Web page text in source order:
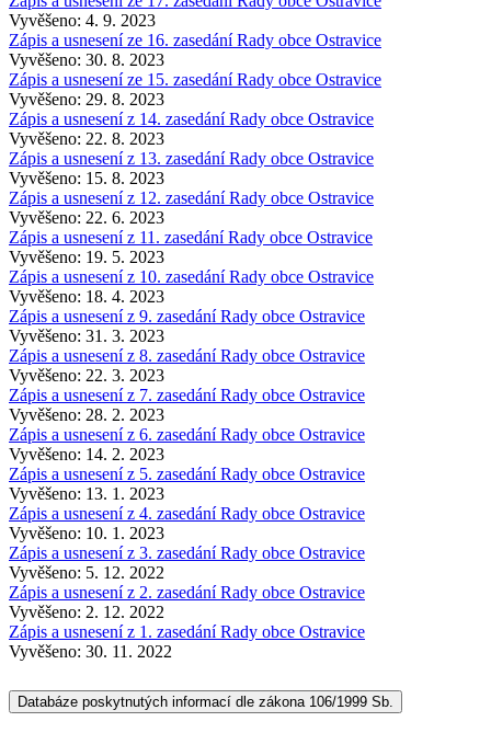
Vyvěšeno: 4. 9. 2023
Zápis a usnesení ze 16. zasedání Rady obce Ostravice
Vyvěšeno: 30. 8. 2023
Zápis a usnesení ze 15. zasedání Rady obce Ostravice
Vyvěšeno: 29. 8. 2023
Zápis a usnesení z 14. zasedání Rady obce Ostravice
Vyvěšeno: 22. 8. 2023
Zápis a usnesení z 13. zasedání Rady obce Ostravice
Vyvěšeno: 15. 8. 2023
Zápis a usnesení z 12. zasedání Rady obce Ostravice
Vyvěšeno: 22. 6. 2023
Zápis a usnesení z 11. zasedání Rady obce Ostravice
Vyvěšeno: 19. 5. 2023
Zápis a usnesení z 10. zasedání Rady obce Ostravice
Vyvěšeno: 18. 4. 2023
Zápis a usnesení z 9. zasedání Rady obce Ostravice
Vyvěšeno: 31. 3. 2023
Zápis a usnesení z 8. zasedání Rady obce Ostravice
Vyvěšeno: 22. 3. 2023
Zápis a usnesení z 7. zasedání Rady obce Ostravice
Vyvěšeno: 28. 2. 2023
Zápis a usnesení z 6. zasedání Rady obce Ostravice
Vyvěšeno: 14. 2. 2023
Zápis a usnesení z 5. zasedání Rady obce Ostravice
Vyvěšeno: 13. 1. 2023
Zápis a usnesení z 4. zasedání Rady obce Ostravice
Vyvěšeno: 10. 1. 2023
Zápis a usnesení z 3. zasedání Rady obce Ostravice
Vyvěšeno: 5. 12. 2022
Zápis a usnesení z 2. zasedání Rady obce Ostravice
Vyvěšeno: 2. 12. 2022
Zápis a usnesení z 1. zasedání Rady obce Ostravice
Vyvěšeno: 30. 11. 2022
Databáze poskytnutých informací dle zákona 106/1999 Sb.